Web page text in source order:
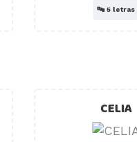
🔤5 letras
CELIA